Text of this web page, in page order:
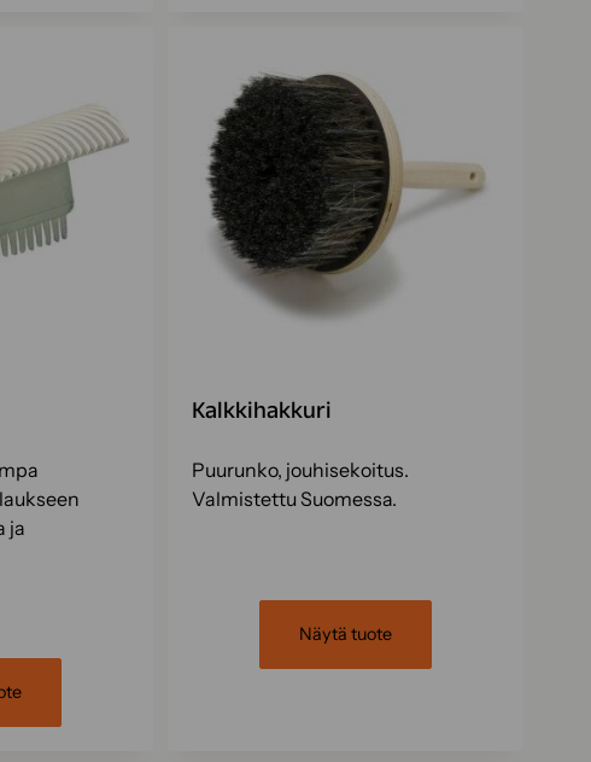
ja
Kalkkihakkuri
Puurunko, jouhisekoitus.
Valmistettu Suomessa.
Näytä tuote